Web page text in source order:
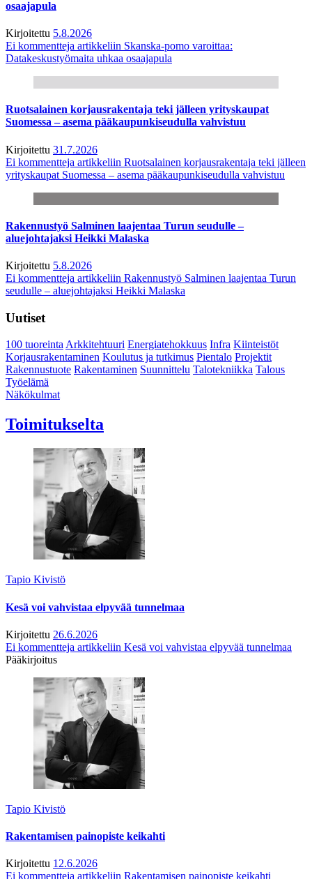
osaajapula
Kirjoitettu 5.8.2026
Ei kommentteja artikkeliin Skanska-pomo varoittaa:
Datakeskustyömaita uhkaa osaajapula
Ruotsalainen korjausrakentaja teki jälleen yrityskaupat
Suomessa – asema pääkaupunkiseudulla vahvistuu
Kirjoitettu 31.7.2026
Ei kommentteja artikkeliin Ruotsalainen korjausrakentaja teki jälleen
yrityskaupat Suomessa – asema pääkaupunkiseudulla vahvistuu
Rakennustyö Salminen laajentaa Turun seudulle –
aluejohtajaksi Heikki Malaska
Kirjoitettu 5.8.2026
Ei kommentteja artikkeliin Rakennustyö Salminen laajentaa Turun
seudulle – aluejohtajaksi Heikki Malaska
Uutiset
100 tuoreintaArkkitehtuuri Energiatehokkuus Infra Kiinteistöt
Korjausrakentaminen Koulutus ja tutkimus Pientalo Projektit
Rakennustuote Rakentaminen Suunnittelu Talotekniikka Talous
Työelämä
Näkökulmat
Toimitukselta
Tapio Kivistö
Kesä voi vahvistaa elpyvää tunnelmaa
Kirjoitettu 26.6.2026
Ei kommentteja artikkeliin Kesä voi vahvistaa elpyvää tunnelmaa
Pääkirjoitus
Tapio Kivistö
Rakentamisen painopiste keikahti
Kirjoitettu 12.6.2026
Ei kommentteja artikkeliin Rakentamisen painopiste keikahti